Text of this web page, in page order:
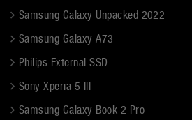
Samsung Galaxy Unpacked 2022
Samsung Galaxy A73
Philips External SSD
Sony Xperia 5 III
Samsung Galaxy Book 2 Pro